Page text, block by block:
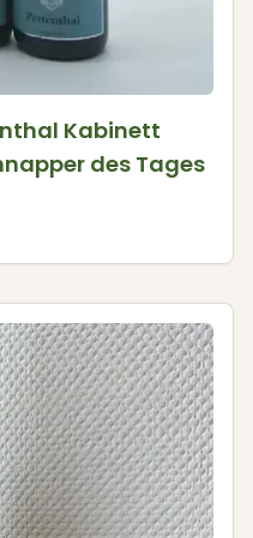
Kabinett
des Tages